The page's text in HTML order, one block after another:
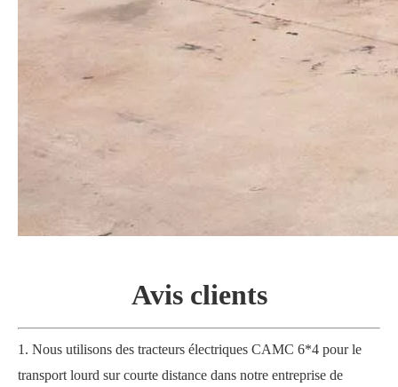
Avis clients
1. Nous utilisons des tracteurs électriques CAMC 6*4 pour le
transport lourd sur courte distance dans notre entreprise de